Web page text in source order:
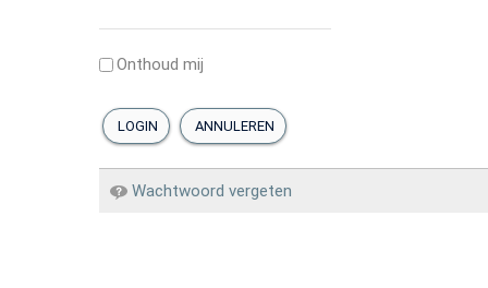
Onthoud mij
LOGIN ANNULEREN
Wachtwoord vergeten